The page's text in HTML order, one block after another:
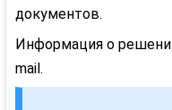
документов.
Информация о
mail.